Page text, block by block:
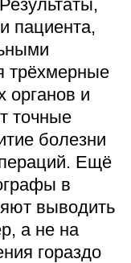
пациента,
трёхмерные
органов и
точные
болезни
Ещё
в
выводить
а не на
гораздо